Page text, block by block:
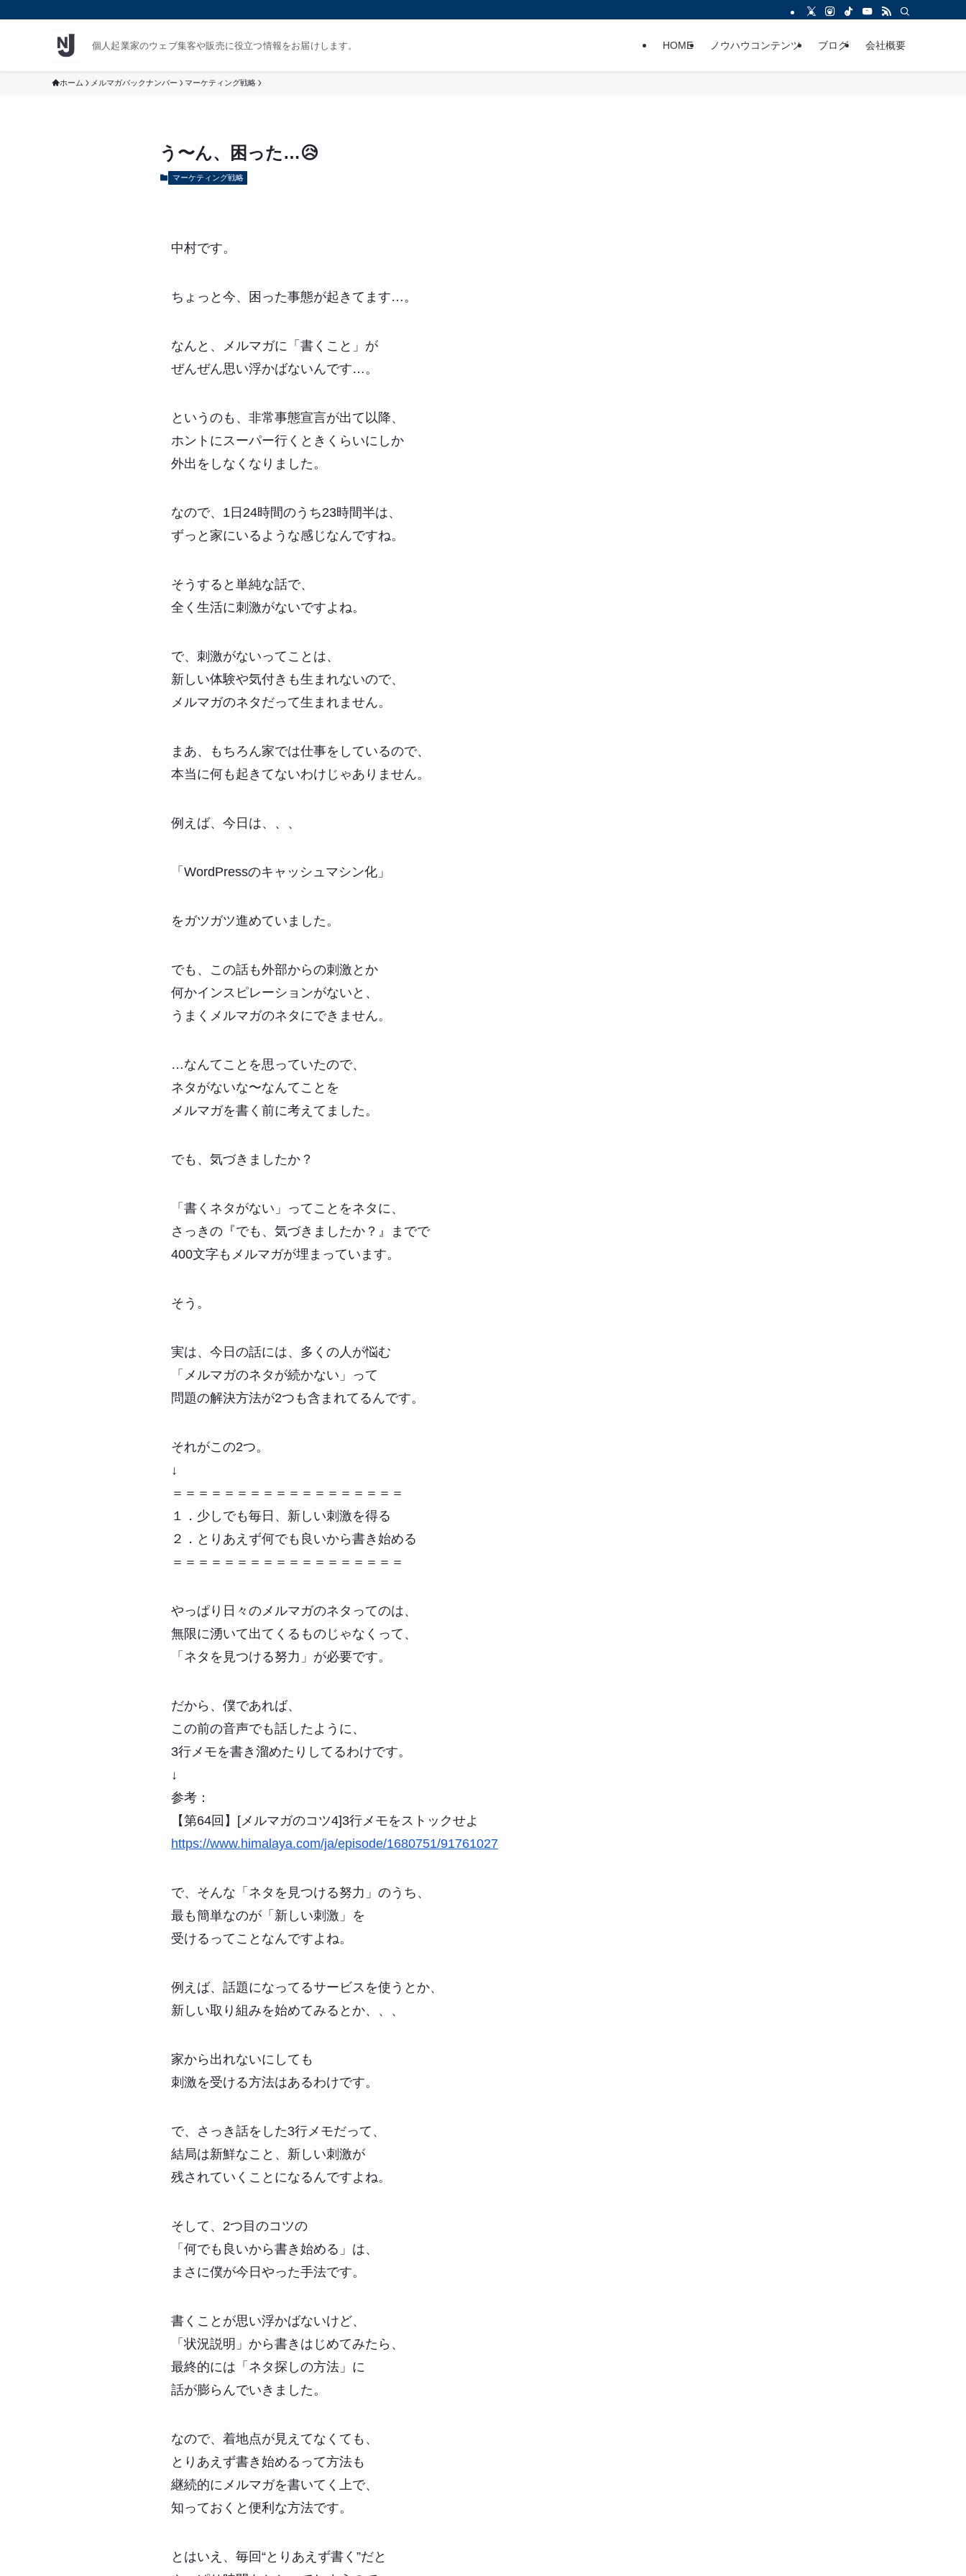
個人起業家のウェブ集客や販売に役立つ情報をお届けします。 HOME ノウハウコンテンツ ブログ 会社概要
ホーム メルマガバックナンバー マーケティング戦略
う〜ん、困った…😥
マーケティング戦略
中村です。
ちょっと今、困った事態が起きてます…。
なんと、メルマガに「書くこと」が
ぜんぜん思い浮かばないんです…。
というのも、非常事態宣言が出て以降、
ホントにスーパー行くときくらいにしか
外出をしなくなりました。
なので、1日24時間のうち23時間半は、
ずっと家にいるような感じなんですね。
そうすると単純な話で、
全く生活に刺激がないですよね。
で、刺激がないってことは、
新しい体験や気付きも生まれないので、
メルマガのネタだって生まれません。
まあ、もちろん家では仕事をしているので、
本当に何も起きてないわけじゃありません。
例えば、今日は、、、
「WordPressのキャッシュマシン化」
をガツガツ進めていました。
でも、この話も外部からの刺激とか
何かインスピレーションがないと、
うまくメルマガのネタにできません。
…なんてことを思っていたので、
ネタがないな〜なんてことを
メルマガを書く前に考えてました。
でも、気づきましたか？
「書くネタがない」ってことをネタに、
さっきの『でも、気づきましたか？』までで
400文字もメルマガが埋まっています。
そう。
実は、今日の話には、多くの人が悩む
「メルマガのネタが続かない」って
問題の解決方法が2つも含まれてるんです。
それがこの2つ。
↓
＝＝＝＝＝＝＝＝＝＝＝＝＝＝＝＝＝＝
１．少しでも毎日、新しい刺激を得る
２．とりあえず何でも良いから書き始める
＝＝＝＝＝＝＝＝＝＝＝＝＝＝＝＝＝＝
やっぱり日々のメルマガのネタってのは、
無限に湧いて出てくるものじゃなくって、
「ネタを見つける努力」が必要です。
だから、僕であれば、
この前の音声でも話したように、
3行メモを書き溜めたりしてるわけです。
↓
参考：
【第64回】[メルマガのコツ4]3行メモをストックせよ
https://www.himalaya.com/ja/episode/1680751/91761027
で、そんな「ネタを見つける努力」のうち、
最も簡単なのが「新しい刺激」を
受けるってことなんですよね。
例えば、話題になってるサービスを使うとか、
新しい取り組みを始めてみるとか、、、
家から出れないにしても
刺激を受ける方法はあるわけです。
で、さっき話をした3行メモだって、
結局は新鮮なこと、新しい刺激が
残されていくことになるんですよね。
そして、2つ目のコツの
「何でも良いから書き始める」は、
まさに僕が今日やった手法です。
書くことが思い浮かばないけど、
「状況説明」から書きはじめてみたら、
最終的には「ネタ探しの方法」に
話が膨らんでいきました。
なので、着地点が見えてなくても、
とりあえず書き始めるって方法も
継続的にメルマガを書いてく上で、
知っておくと便利な方法です。
とはいえ、毎回“とりあえず書く”だと